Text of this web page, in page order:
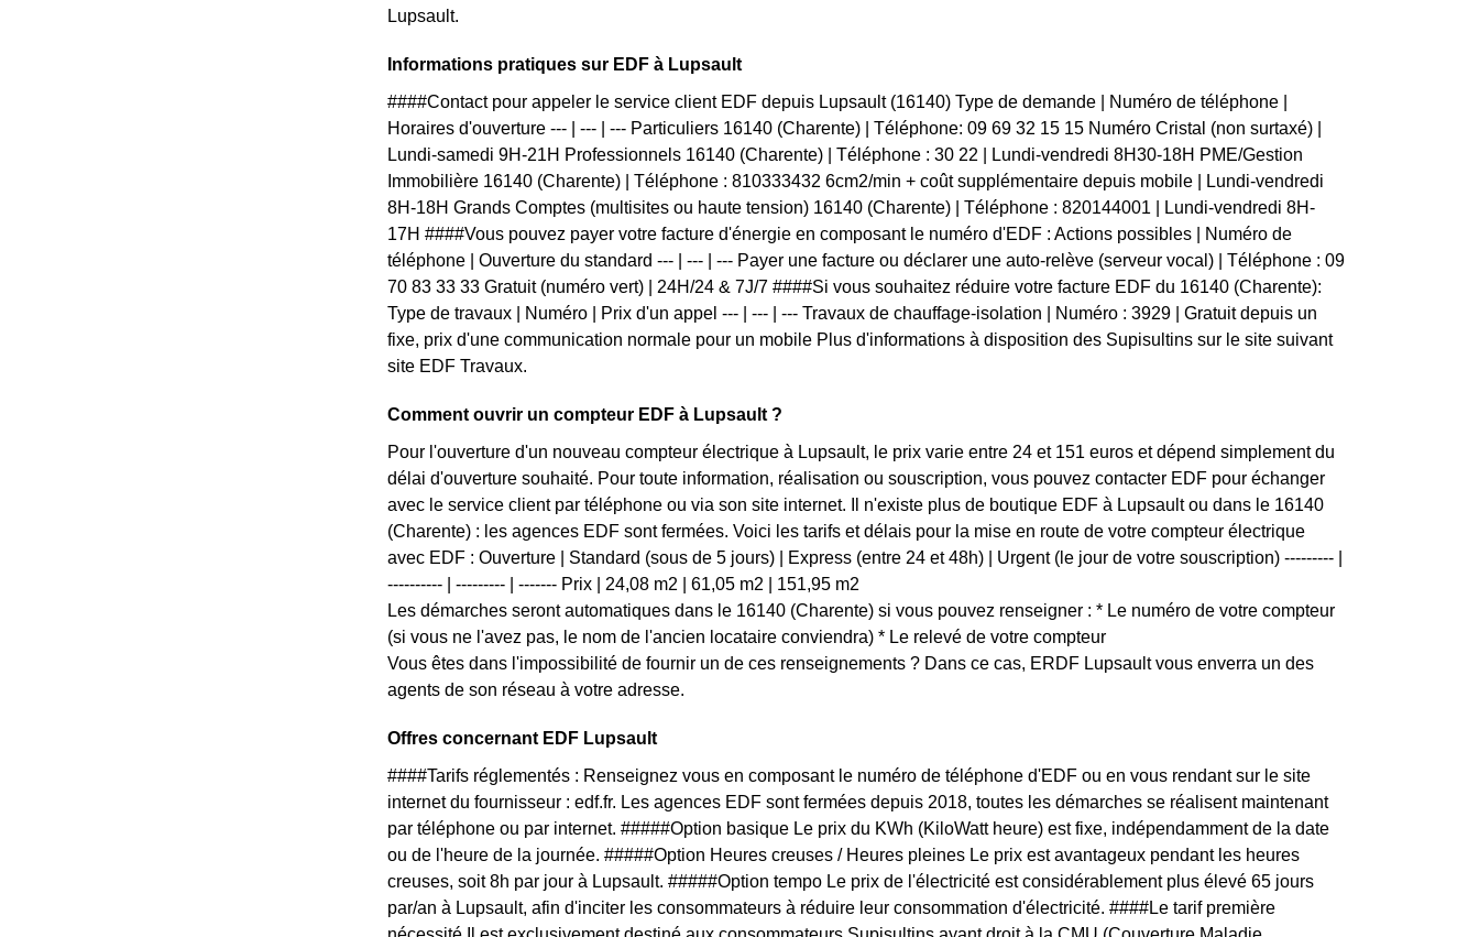
Lupsault.
Informations pratiques sur EDF à Lupsault
####Contact pour appeler le service client EDF depuis Lupsault (16140) Type de demande | Numéro de téléphone |
Horaires d'ouverture --- | --- | --- Particuliers 16140 (Charente) | Téléphone: 09 69 32 15 15 Numéro Cristal (non surtaxé) |
Lundi-samedi 9H-21H Professionnels 16140 (Charente) | Téléphone : 30 22 | Lundi-vendredi 8H30-18H PME/Gestion
Immobilière 16140 (Charente) | Téléphone : 810333432 6cm2/min + coût supplémentaire depuis mobile | Lundi-vendredi
8H-18H Grands Comptes (multisites ou haute tension) 16140 (Charente) | Téléphone : 820144001 | Lundi-vendredi 8H-
17H ####Vous pouvez payer votre facture d'énergie en composant le numéro d'EDF : Actions possibles | Numéro de
téléphone | Ouverture du standard --- | --- | --- Payer une facture ou déclarer une auto-relève (serveur vocal) | Téléphone : 09
70 83 33 33 Gratuit (numéro vert) | 24H/24 & 7J/7 ####Si vous souhaitez réduire votre facture EDF du 16140 (Charente):
Type de travaux | Numéro | Prix d'un appel --- | --- | --- Travaux de chauffage-isolation | Numéro : 3929 | Gratuit depuis un
fixe, prix d'une communication normale pour un mobile Plus d'informations à disposition des Supisultins sur le site suivant
site EDF Travaux.
Comment ouvrir un compteur EDF à Lupsault ?
Pour l'ouverture d'un nouveau compteur électrique à Lupsault, le prix varie entre 24 et 151 euros et dépend simplement du
délai d'ouverture souhaité. Pour toute information, réalisation ou souscription, vous pouvez contacter EDF pour échanger
avec le service client par téléphone ou via son site internet. Il n'existe plus de boutique EDF à Lupsault ou dans le 16140
(Charente) : les agences EDF sont fermées. Voici les tarifs et délais pour la mise en route de votre compteur électrique
avec EDF : Ouverture | Standard (sous de 5 jours) | Express (entre 24 et 48h) | Urgent (le jour de votre souscription) --------- |
---------- | --------- | ------- Prix | 24,08 m2 | 61,05 m2 | 151,95 m2
Les démarches seront automatiques dans le 16140 (Charente) si vous pouvez renseigner : * Le numéro de votre compteur
(si vous ne l'avez pas, le nom de l'ancien locataire conviendra) * Le relevé de votre compteur
Vous êtes dans l'impossibilité de fournir un de ces renseignements ? Dans ce cas, ERDF Lupsault vous enverra un des
agents de son réseau à votre adresse.
Offres concernant EDF Lupsault
####Tarifs réglementés : Renseignez vous en composant le numéro de téléphone d'EDF ou en vous rendant sur le site
internet du fournisseur : edf.fr. Les agences EDF sont fermées depuis 2018, toutes les démarches se réalisent maintenant
par téléphone ou par internet. #####Option basique Le prix du KWh (KiloWatt heure) est fixe, indépendamment de la date
ou de l'heure de la journée. #####Option Heures creuses / Heures pleines Le prix est avantageux pendant les heures
creuses, soit 8h par jour à Lupsault. #####Option tempo Le prix de l'électricité est considérablement plus élevé 65 jours
par/an à Lupsault, afin d'inciter les consommateurs à réduire leur consommation d'électricité. ####Le tarif première